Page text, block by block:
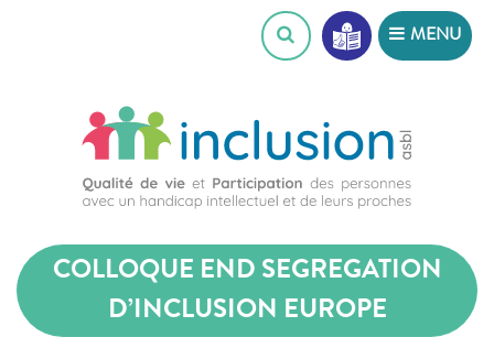
MENU
COLLOQUE END SEGREGATION
D’INCLUSION EUROPE